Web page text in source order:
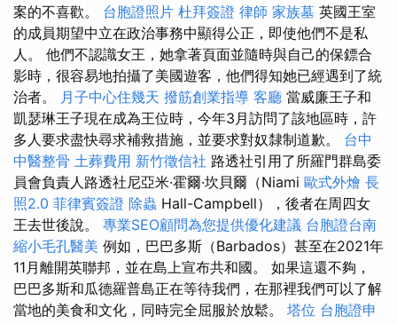
案的不喜歡。 台胞證照片 杜拜簽證 律師 家族墓 英國王室
的成員期望中立在政治事務中顯得公正，即使他們不是私
人。 他們不認識女王，她拿著頁面並隨時與自己的保鏢合
影時，很容易地拍攝了美國遊客，他們得知她已經遇到了統
治者。 月子中心住幾天 撥筋創業指導 客廳 當威廉王子和
凱瑟琳王子現在成為王位時，今年3月訪問了該地區時，許
多人要求盡快尋求補救措施，並要求對奴隸制道歉。 台中
中醫整骨 土葬費用 新竹徵信社 路透社引用了所羅門群島委
員會負責人路透社尼亞米·霍爾·坎貝爾（Niami 歐式外燴 長
照2.0 菲律賓簽證 除蟲 Hall-Campbell），後者在周四女
王去世後說。 專業SEO顧問為您提供優化建議 台胞證台南
縮小毛孔醫美 例如，巴巴多斯（Barbados）甚至在2021年
11月離開英聯邦，並在島上宣布共和國。 如果這還不夠，
巴巴多斯和瓜德羅普島正在等待我們，在那裡我們可以了解
當地的美食和文化，同時完全屈服於放鬆。 塔位 台胞證申